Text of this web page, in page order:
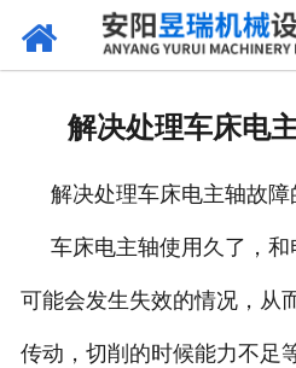
解决处理车床电
解决处理车床电主轴故障
车床电主轴使用久了，和
可能会发生失效的情况，从
传动，切削的时候能力不足